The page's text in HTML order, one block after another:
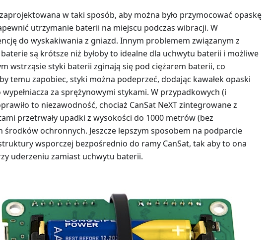
zaprojektowana w taki sposób, aby można było przymocować opaskę
utrzymanie baterii na miejscu podczas wibracji. W
do wyskakiwania z gniazd. Innym problemem związanym z
są krótsze niż byłoby to idealne dla uchwytu baterii i możliwe
wstrząsie styki baterii zginają się pod ciężarem baterii, co
temu zapobiec, styki można podeprzeć, dodając kawałek opaski
za sprężynowymi stykami. W przypadkowych (i
to niezawodność, chociaż CanSat NeXT zintegrowane z
przetrwały upadki z wysokości do 1000 metrów (bez
ochronnych. Jeszcze lepszym sposobem na podparcie
wsporczej bezpośrednio do ramy CanSat, tak aby to ona
uderzeniu zamiast uchwytu baterii.